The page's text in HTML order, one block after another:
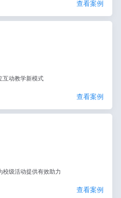
查看案例
互动教学新模式
查看案例
校级活动提供有效助力
查看案例